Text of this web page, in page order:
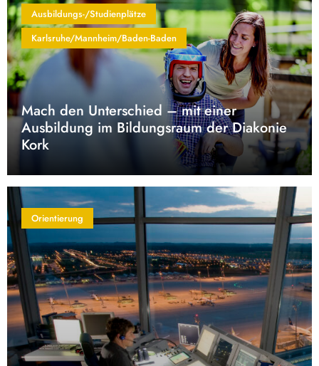
Ausbildungs-/Studienplätze
Karlsruhe/Mannheim/Baden-Baden
Mach den Unterschied – mit einer
Ausbildung im Bildungsraum der Diakonie
Kork
Orientierung